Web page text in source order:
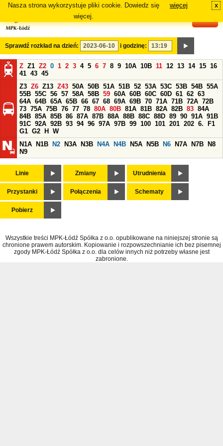
Nasza strona wykorzystuje pliki cookie. Dowiedz się
więcej.
więcej x
Sprawdź rozkład na dzień: i godzinę:
Z Z1 Z2 0 1 2 3 4 5 6 7 8 9 10A 10B 11 12 13 14 15 16
41 43 45
Z3 Z6 Z13 Z43 50A 50B 51A 51B 52 53A 53C 53B 54B 55A
55B 55C 56 57 58A 58B 59 60A 60B 60C 60D 61 62 63
64A 64B 65A 65B 66 67 68 69A 69B 70 71A 71B 72A 72B
73 75A 75B 76 77 78 80A 80B 81A 81B 82A 82B 83 84A
84B 85A 85B 86 87A 87B 88A 88B 88C 88D 89 90 91A 91B
91C 92A 92B 93 94 96 97A 97B 99 100 101 201 202 6.
F1
G1 G2 H
W
N1A
N1B N2 N3A N3B N4A N4B N5A N5B N6 N7A N7B
N8
N9
Linie Zmiany Utrudnienia
Przystanki Połączenia Schematy
Pobierz
Wszystkie treści MPK-Łódź Spółka z o.o. opublikowane na niniejszej stronie są
chronione prawem autorskim. Kopiowanie i rozpowszechnianie ich bez pisemnej
zgody MPK-Łódź Spółka z o.o. dla celów innych niż potrzeby własne jest
zabronione.